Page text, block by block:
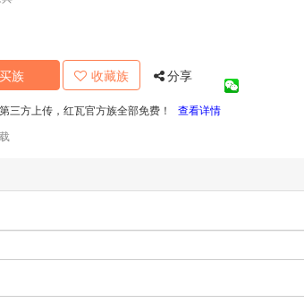
族 收藏族 分享
三方上传，红瓦官方族全部免费！
查看详情